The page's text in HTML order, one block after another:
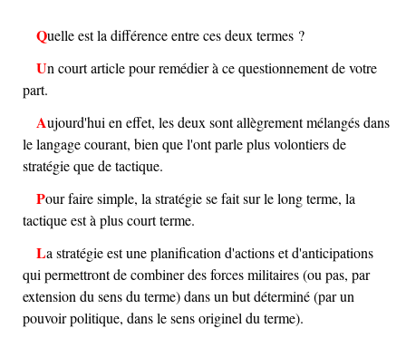
Quelle est la différence entre ces deux termes ?
Un court article pour remédier à ce questionnement de votre
part.
Aujourd'hui en effet, les deux sont allègrement mélangés dans
le langage courant, bien que l'ont parle plus volontiers de
stratégie que de tactique.
Pour faire simple, la stratégie se fait sur le long terme, la
tactique est à plus court terme.
La stratégie est une planification d'actions et d'anticipations
qui permettront de combiner des forces militaires (ou pas, par
extension du sens du terme) dans un but déterminé (par un
pouvoir politique, dans le sens originel du terme).